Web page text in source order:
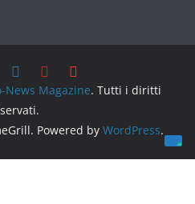
News Magazine. Tutti i diritti
Powered by WordPress.